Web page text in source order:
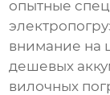
опытные
внимание на
дешевых
вилочных